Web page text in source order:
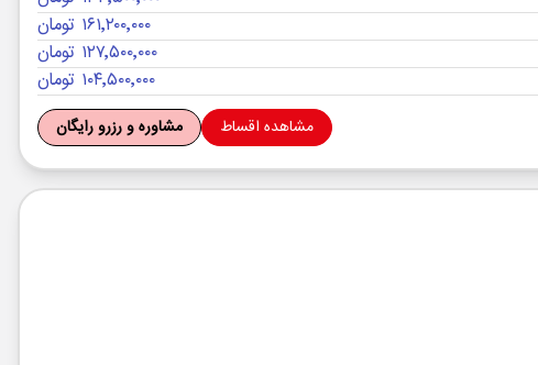
۱۶۱٬۲۰۰٬۰۰۰ تومان
۱۲۷٬۵۰۰٬۰۰۰ تومان
۱۰۴٬۵۰۰٬۰۰۰ تومان
مشاهده اقساط مشاوره و رزرو رایگان